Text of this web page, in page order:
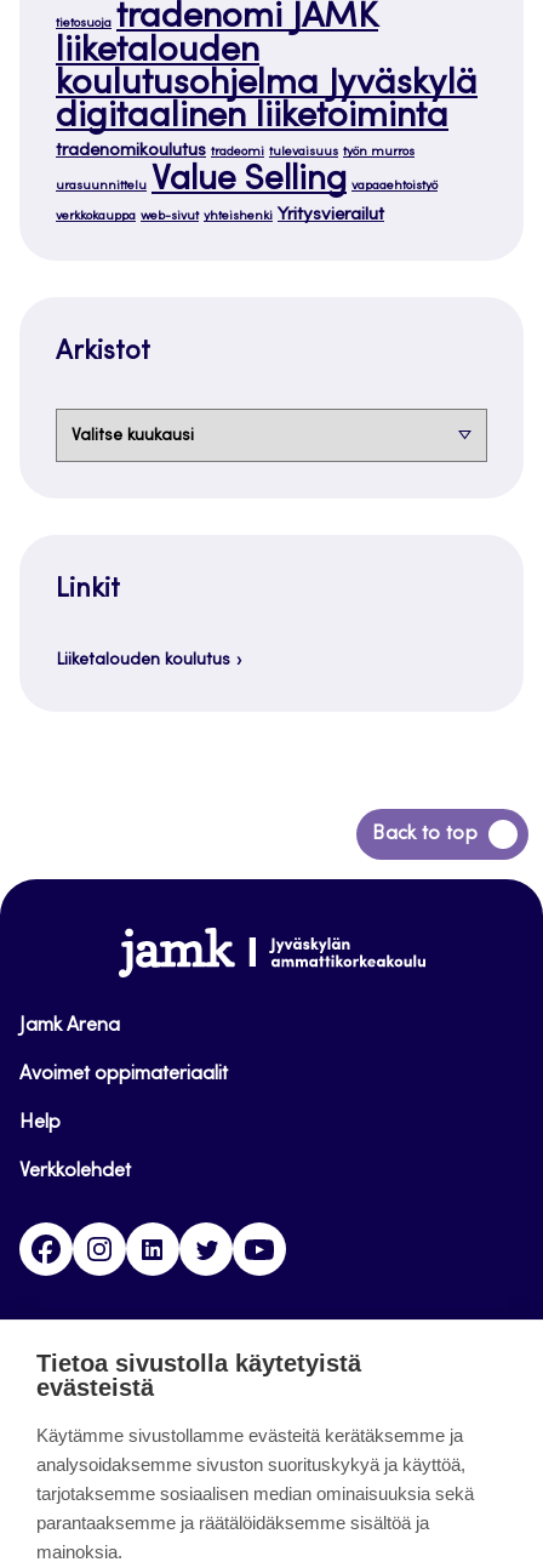
tietosuoja tradenomi JAMK
liiketalouden
koulutusohjelma Jyväskylä
digitaalinen liiketoiminta
tradenomikoulutus tradeomi tulevaisuus työn murros
urasuunnittelu Value Selling vapaaehtoistyö
verkkokauppa web-sivut yhteishenki Yritysvierailut
Arkistot
Linkit
Liiketalouden koulutus
Back to top
Siirry
takaisin
www.jamk.fi
Jamk Arena
Avoimet oppimateriaalit
Help
Verkkolehdet
FacebookInstagramLinkedinTwitter
päättynyt 11.9.2023.
About the site
Tietoa sivustolla käytetyistä
evästeistä
Käytämme sivustollamme evästeitä kerätäksemme ja
analysoidaksemme sivuston suorituskykyä ja käyttöä,
tarjotaksemme sosiaalisen median ominaisuuksia sekä
parantaaksemme ja räätälöidäksemme sisältöä ja
mainoksia.